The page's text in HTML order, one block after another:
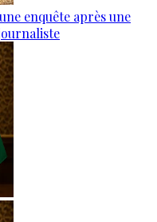
enquête après une